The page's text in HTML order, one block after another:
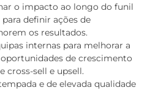
o impacto ao longo do funil
definir ações de
os resultados.
internas para melhorar a
de crescimento
cross-sell e upsell.
e de elevada qualidade